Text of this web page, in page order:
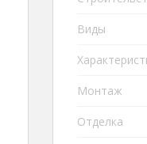
Виды
Монтаж
Отделка